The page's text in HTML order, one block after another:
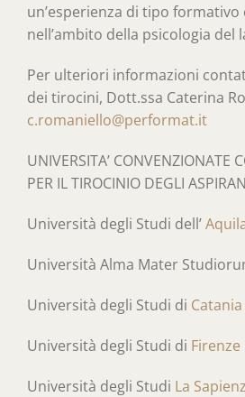
un’esperienza di tipo formativo
nell’ambito della psicologia del
Per ulteriori informazioni
dei tirocini, Dott.ssa Caterina
c.romaniello@performat.it
UNIVERSITA’ CONVENZIONATE
PER IL TIROCINIO DEGLI
Università degli Studi dell’
Università Alma Mater
Università degli Studi di Catania
Università degli Studi di Firenze
Università degli Studi La